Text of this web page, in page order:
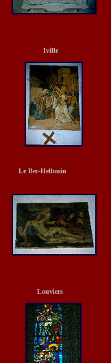
Iville
Le Bec-Hellouin
Louviers